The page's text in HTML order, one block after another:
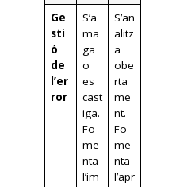
Ge
sti
ó
de
l’er
ror
S’a
ma
ga
o
es
cast
iga.
Fo
me
nta
l’im
S’an
alitz
a
obe
rta
me
nt.
Fo
me
nta
l’apr